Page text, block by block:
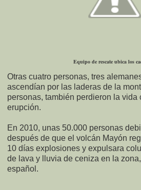
Equipo de rescate ubica los
Otras cuatro personas, tres
ascendían por las laderas de la
personas, también perdieron la
erupción.
En 2010, unas 50.000 personas
después de que el volcán Mayón
10 días explosiones y expulsara
de lava y lluvia de ceniza en la
español.